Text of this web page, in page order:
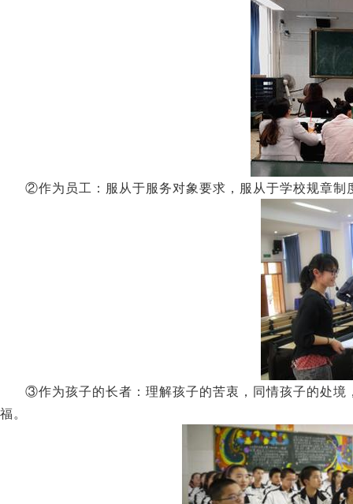
②作为员工：服从于服务对象要求，服从于学校规章
③作为孩子的长者：理解孩子的苦衷，同情孩子的处
福。